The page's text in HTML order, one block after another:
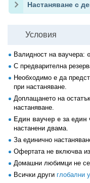
Настаняване с
Условия
Валидност на ваучера:
С предварителна
Необходимо е да
при настаняване.
Доплащането на
настаняване.
Един ваучер е за един
настанени двама.
За единично
Офертата не включва
Домашни любимци не се
Всички други глобални